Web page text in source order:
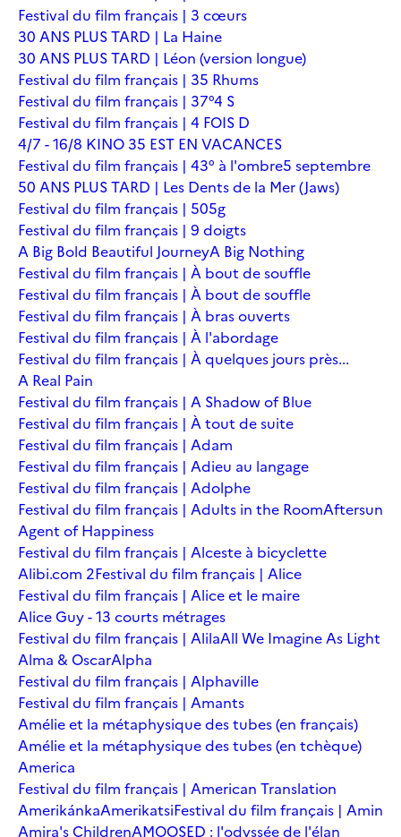
Festival du film français | 3 cœurs
30 ANS PLUS TARD | La Haine
30 ANS PLUS TARD | Léon (version longue)
Festival du film français | 35 Rhums
Festival du film français | 37°4 S
Festival du film français | 4 FOIS D
4/7 - 16/8 KINO 35 EST EN VACANCES
Festival du film français | 43° à l'ombre5 septembre
50 ANS PLUS TARD | Les Dents de la Mer (Jaws)
Festival du film français | 505g
Festival du film français | 9 doigts
A Big Bold Beautiful JourneyA Big Nothing
Festival du film français | À bout de souffle
Festival du film français | À bout de souffle
Festival du film français | À bras ouverts
Festival du film français | À l'abordage
Festival du film français | À quelques jours près...
A Real Pain
Festival du film français | A Shadow of Blue
Festival du film français | À tout de suite
Festival du film français | Adam
Festival du film français | Adieu au langage
Festival du film français | Adolphe
Festival du film français | Adults in the RoomAftersun
Agent of Happiness
Festival du film français | Alceste à bicyclette
Alibi.com 2Festival du film français | Alice
Festival du film français | Alice et le maire
Alice Guy - 13 courts métrages
Festival du film français | AlilaAll We Imagine As Light
Alma & OscarAlpha
Festival du film français | Alphaville
Festival du film français | Amants
Amélie et la métaphysique des tubes (en français)
Amélie et la métaphysique des tubes (en tchèque)
America
Festival du film français | American Translation
AmerikánkaAmerikatsiFestival du film français | Amin
Amira's ChildrenAMOOSED : l'odyssée de l'élan